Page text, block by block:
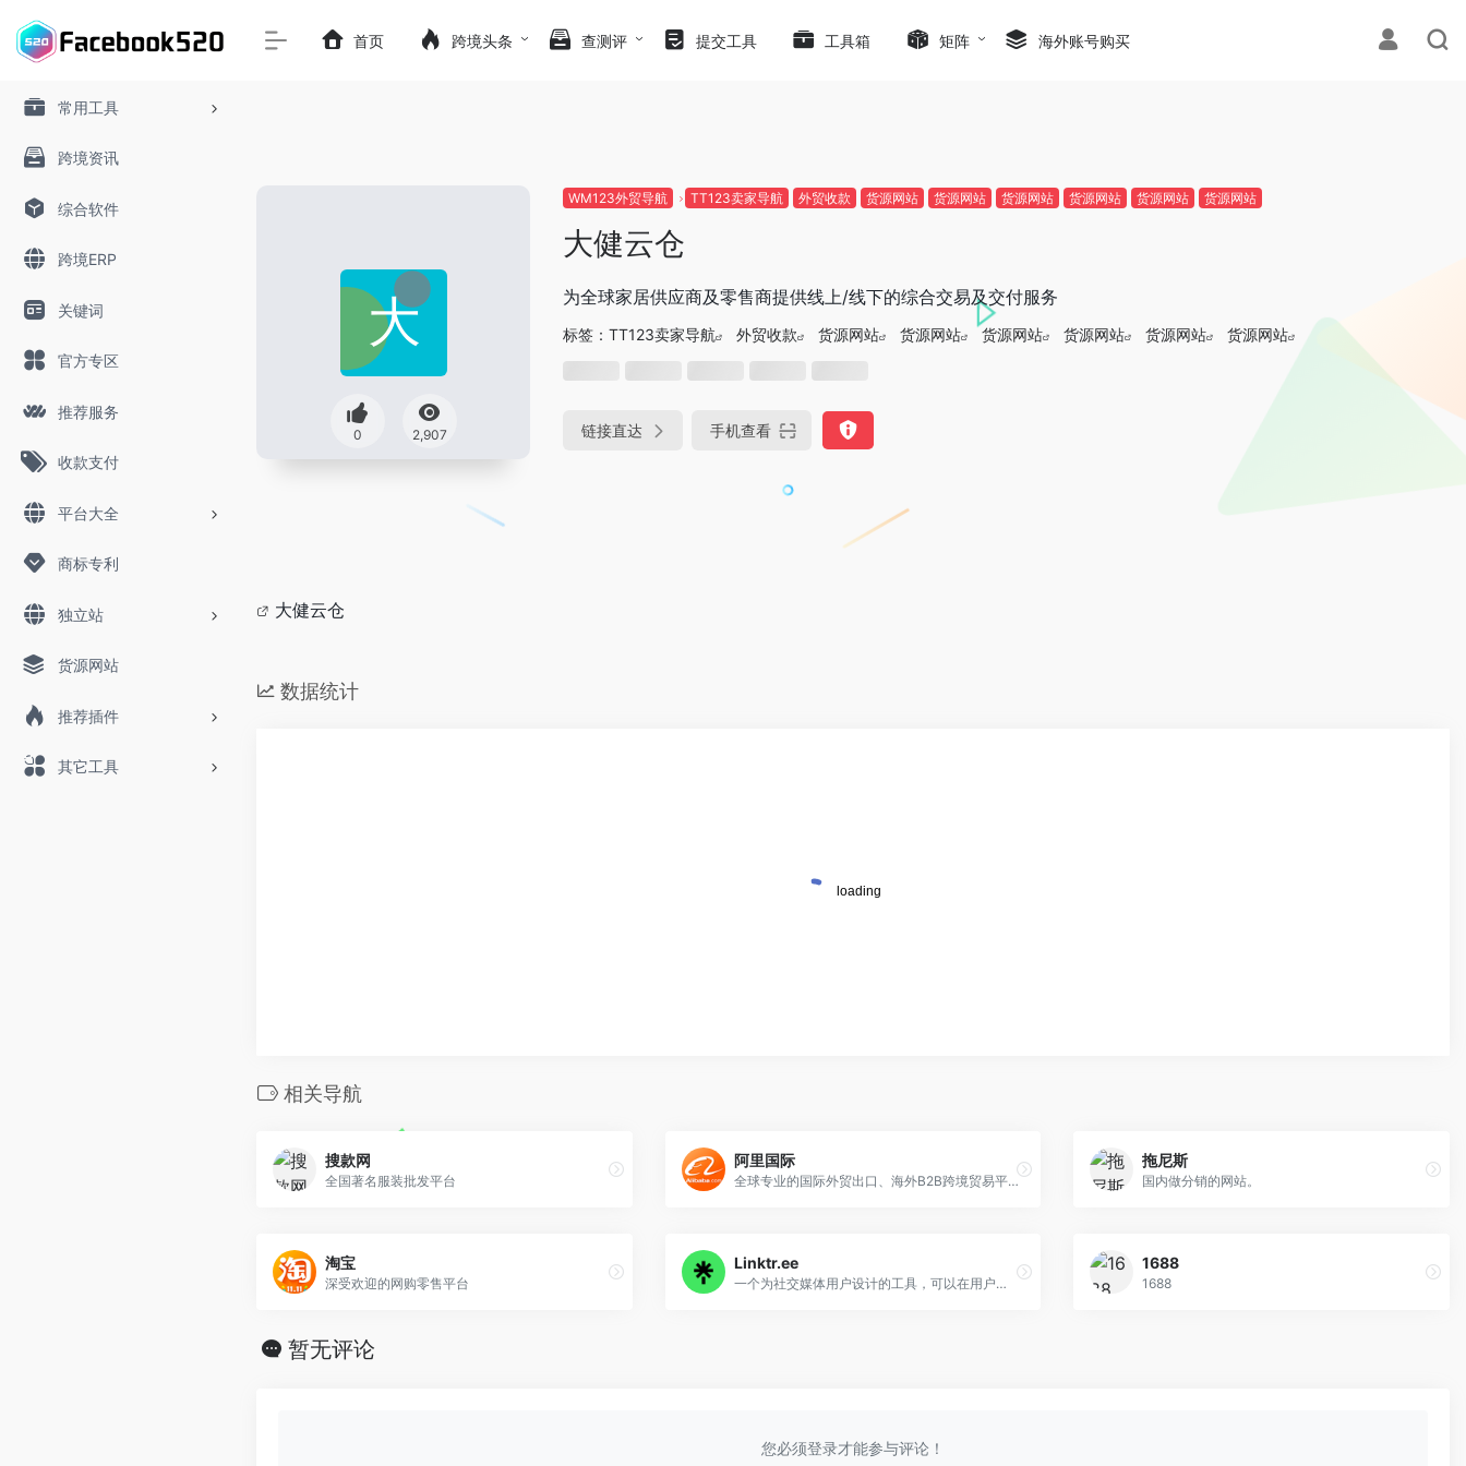
常用工具
跨境资讯
综合软件
跨境ERP
关键词
官方专区
推荐服务
收款支付
平台大全
商标专利
独立站
货源网站
推荐插件
其它工具
首页 跨境头条 查测评 提交工具 工具箱 矩阵 海外账号购买
0 2,907
WM123外贸导航 TT123卖家导航 外贸收款 货源网站 货源网站 货源网站 货源网站 货源网站 货源网站
大健云仓
为全球家居供应商及零售商提供线上/线下的综合交易及交付服务
标签： TT123卖家导航 外贸收款 货源网站 货源网站 货源网站 货源网站 货源网站 货源网站
链接直达 手机查看
大健云仓
数据统计
相关导航
搜款网
全国著名服装批发平台
阿里国际
全球专业的国际外贸出口、海外B2B跨境贸易平台
拖尼斯
国内做分销的网站。
淘宝
深受欢迎的网购零售平台
Linktr.ee
一个为社交媒体用户设计的工具，可以在用户的社交媒体个人资料中提供一个可点击链接列表。
1688
1688
暂无评论
您必须登录才能参与评论！